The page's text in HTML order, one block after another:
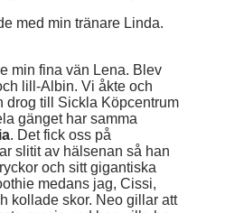
med min tränare Linda.
min fina vän Lena. Blev
lill-Albin. Vi åkte och
drog till Sickla Köpcentrum
gänget har samma
. Det fick oss på
slitit av hälsenan så han
och sitt gigantiska
medans jag, Cissi,
kollade skor. Neo gillar att